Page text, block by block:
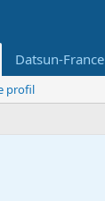
Datsun-France
profil